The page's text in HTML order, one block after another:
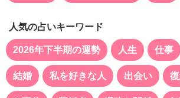
人気の占いキーワード
2026年下半期の運勢 人生 仕事
結婚 私を好きな人 出会い